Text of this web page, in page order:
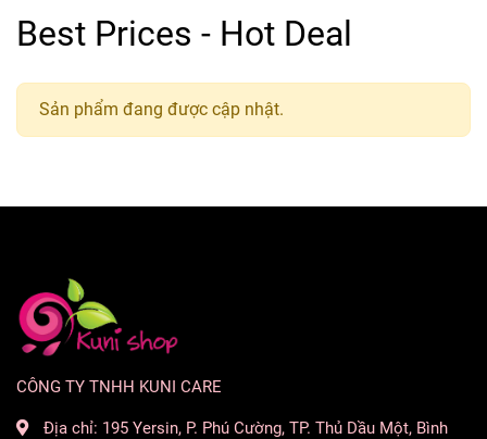
Best Prices - Hot Deal
Sản phẩm đang được cập nhật.
CÔNG TY TNHH KUNI CARE
Địa chỉ: 195 Yersin, P. Phú Cường, TP. Thủ Dầu Một, Bình